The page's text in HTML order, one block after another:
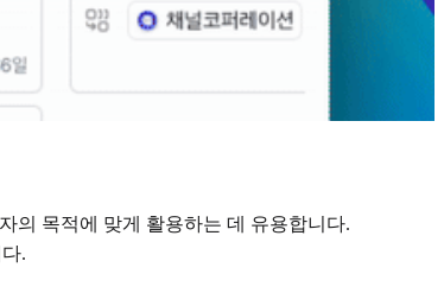
의 목적에 맞게 활용하는 데 유용합니다.
.